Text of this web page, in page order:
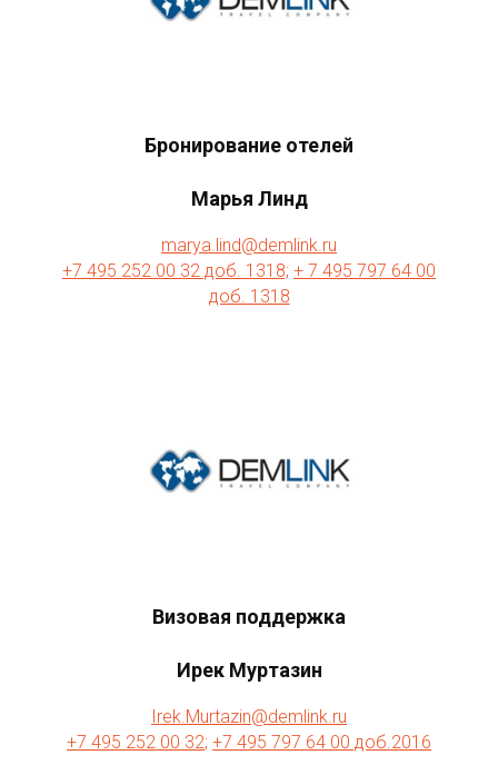
Бронирование отелей
Марья Линд
marya.lind@demlink.ru
+7 495 252 00 32 доб. 1318; + 7 495 797 64 00
доб. 1318
Визовая поддержка
Ирек Муртазин
Irek.Murtazin@demlink.ru
+7 495 252 00 32; +7 495 797 64 00 доб.2016